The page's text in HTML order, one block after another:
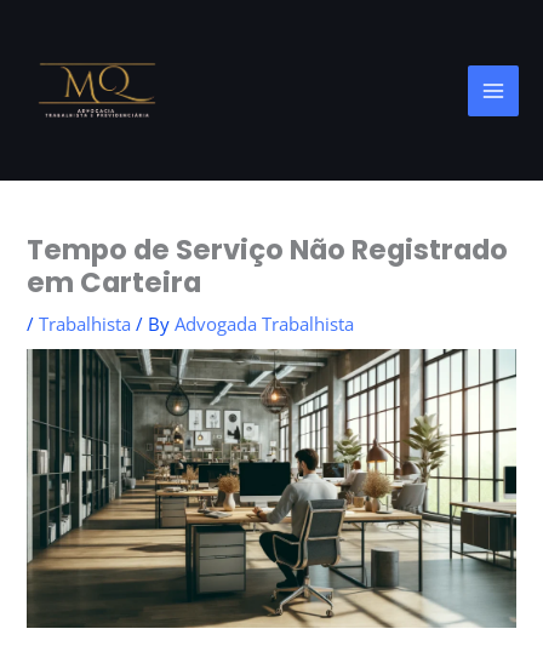
content
Tempo de Serviço Não Registrado
em Carteira
/Trabalhista / ByAdvogada Trabalhista